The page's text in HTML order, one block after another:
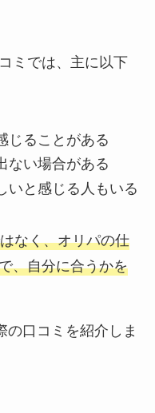
ミでは、主に以下
じることがある
ない場合がある
いと感じる人もいる
なく、オリパの仕
、自分に合うかを
の口コミを紹介しま